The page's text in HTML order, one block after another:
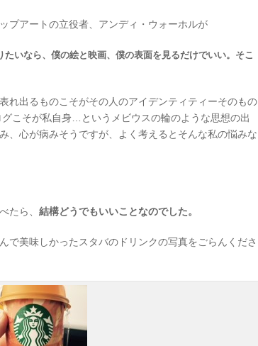
プアートの立役者、アンディ・ウォーホルが
いなら、僕の絵と映画、僕の表面を見るだけでいい。そこ
れ出るものこそがその人のアイデンティティーそのもの
こそが私自身…というメビウスの輪のような思想の出
、心が病みそうですが、よく考えるとそんな私の悩みな
たら、 結構どうでもいいことなのでした。
で美味しかったスタバのドリンクの写真をごらんくださ